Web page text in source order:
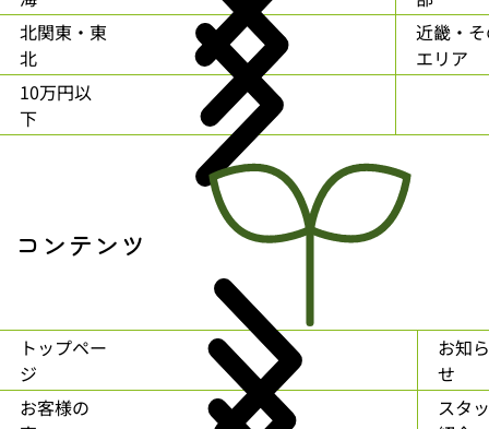
北関東・東
北
近畿・
エリア
10万円以
下
コンテンツ
トップペー
ジ
お知ら
せ
お客様の
スタ